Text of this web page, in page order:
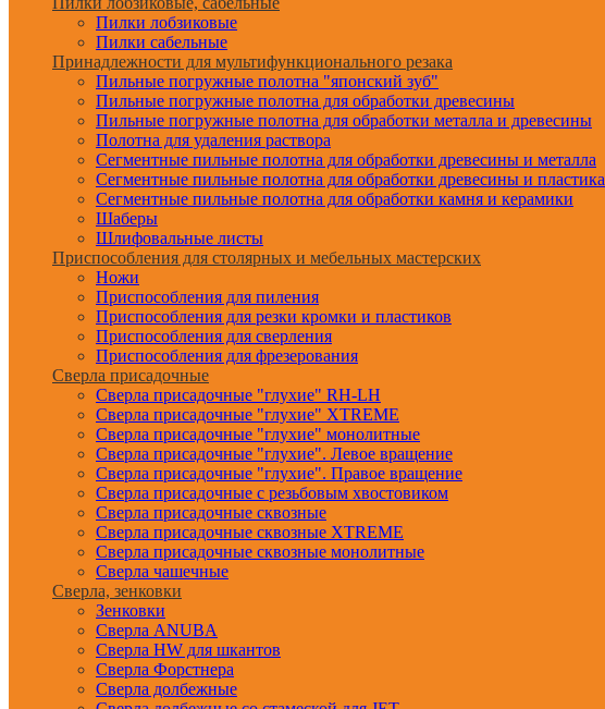
Пилки лобзиковые
Пилки сабельные
Принадлежности для мультифункционального резака
Пильные погружные полотна "японский зуб"
Пильные погружные полотна для обработки древесины
Пильные погружные полотна для обработки металла и древесины
Полотна для удаления раствора
Сегментные пильные полотна для обработки древесины и металла
Сегментные пильные полотна для обработки древесины и пластика
Сегментные пильные полотна для обработки камня и керамики
Шаберы
Шлифовальные листы
Приспособления для столярных и мебельных мастерских
Ножи
Приспособления для пиления
Приспособления для резки кромки и пластиков
Приспособления для сверления
Приспособления для фрезерования
Сверла присадочные
Сверла присадочные "глухие" RH-LH
Сверла присадочные "глухие" XTREME
Сверла присадочные "глухие" монолитные
Сверла присадочные "глухие". Левое вращение
Сверла присадочные "глухие". Правое вращение
Сверла присадочные с резьбовым хвостовиком
Сверла присадочные сквозные
Сверла присадочные сквозные XTREME
Сверла присадочные сквозные монолитные
Сверла чашечные
Сверла, зенковки
Зенковки
Сверла ANUBA
Сверла HW для шкантов
Сверла Форстнера
Сверла долбежные